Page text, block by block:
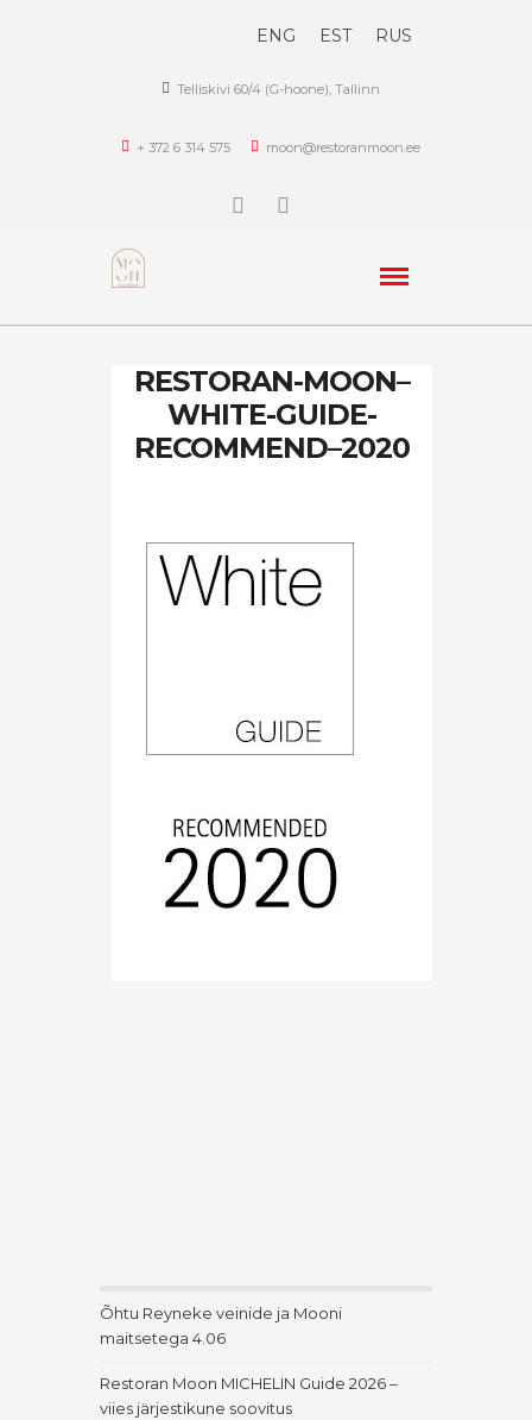
ENG EST RUS
Telliskivi 60/4 (G-hoone), Tallinn
+ 372 6 314 575 moon@restoranmoon.ee
RESTORAN-MOON–
WHITE-GUIDE-
RECOMMEND–2020
Õhtu Reyneke veinide ja Mooni
maitsetega 4.06
Restoran Moon MICHELIN Guide 2026 –
viies järjestikune soovitus